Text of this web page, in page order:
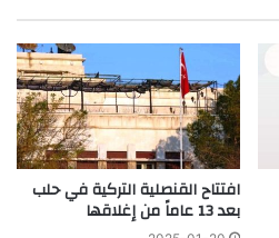
افتتاح القنصلية التركية في حلب
بعد 13 عاماً من إغلاقها